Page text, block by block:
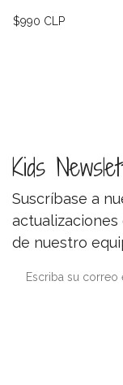
$990 CLP
Kids
Suscríbase a
de nuestro